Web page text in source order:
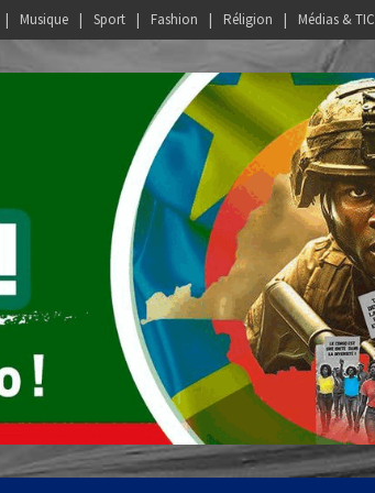
Musique Sport Fashion Réligion Médias & TIC